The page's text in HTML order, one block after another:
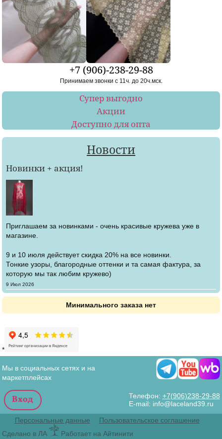
+7 (906)-238-29-88
Принимаем звонки с 11ч. до 20ч.мск.
Супер выгодно
Акции
Доступно для опта
Новости
Новинки + акция!
Приглашаем за новинками - очень красивые кружева уже в
магазине.
9 и 10 июля действует скидка 20% на все новинки.
Тонкие узоры, благородные оттенки и та самая фактура, за
которую мы так любим кружево)
Создано
9 Июл 2026
Минимального заказа нет
*
Мы в социальных сетях и на
маркетплейсах
Телефон: +7(906)238-29-88
E-mail: info@laceland39.ru
Персональные данные
Пользовательское соглашение
Сделано в ЛА
Работает на Айтинити